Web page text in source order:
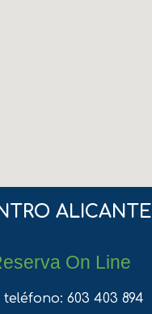
ALICANTE
On Line
teléfono: 603 403 894